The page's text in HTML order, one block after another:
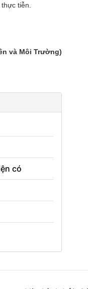
tiễn.
và Môi Trường)
có